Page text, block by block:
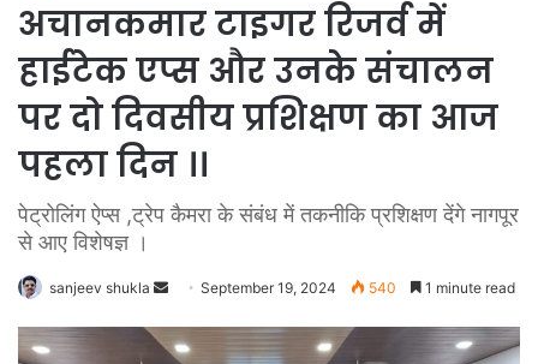
अचानकमार टाइगर रिजर्व में
हाईटेक एप्स और उनके संचालन
पर दो दिवसीय प्रशिक्षण का आज
पहला दिन ।।
पेट्रोलिंग ऐप्स ,ट्रेप कैमरा के संबंध में तकनीकि प्रशिक्षण देंगे नागपूर
से आए विशेषज्ञ ।
sanjeev shukla
Send
email
September 19, 2024 540 1 minute read